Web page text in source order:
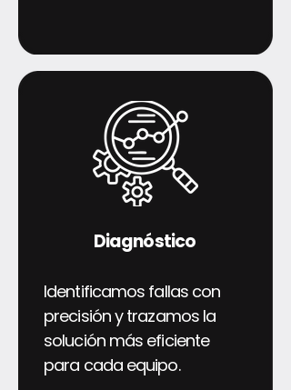
Diagnóstico
Identificamos fallas con
precisión y trazamos la
solución más eficiente
para cada equipo.